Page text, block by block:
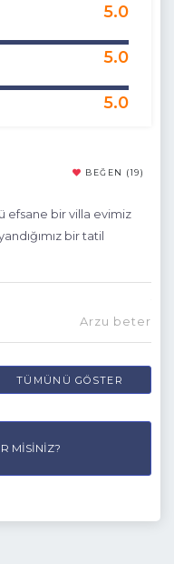
5.0
5.0
5.0
BEĞEN (19)
efsane bir villa evimiz
bir tatil
Arzu beter
TÜMÜNÜ GÖSTER
MISINIZ?